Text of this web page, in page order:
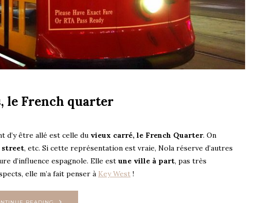
le French quarter
d’y être allé est celle du vieux carré, le French Quarter. On
street, etc. Si cette représentation est vraie, Nola réserve d’autres
d’influence espagnole. Elle est une ville à part, pas très
elle m’a fait penser à Key West !